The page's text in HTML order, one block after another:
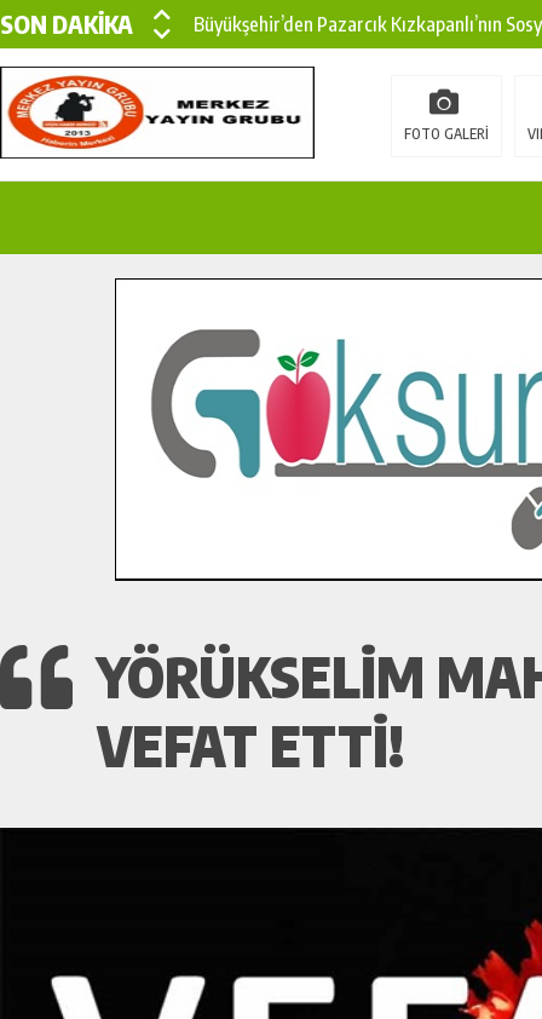
SON DAKİKA
Büyükşehir’den Pazarcık Kızkapanlı’nın
Büyükşehir’den Pazarcık Kırsalına Modern
Çin’den KSÜ’ye Uluslararası Başarı:
İlçe Jandarma Komutanı Karakaya’dan
Bertiz’in Yeni Köprüsünde Sona Doğru.
FOTO GALERİ
YÖRÜKSELIM
VEFAT ETTI!